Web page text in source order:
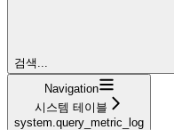
검색...
Navigation
시스템 테이블
system.query_metric_log